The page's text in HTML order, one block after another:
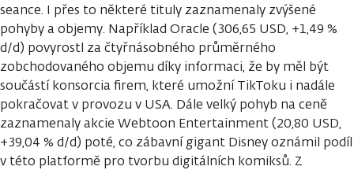
seance. I přes to některé tituly zaznamenaly zvýšené
pohyby a objemy. Například Oracle (306,65 USD, +1,49 %
d/d) povyrostl za čtyřnásobného průměrného
zobchodovaného objemu díky informaci, že by měl být
součástí konsorcia firem, které umožní TikToku i nadále
pokračovat v provozu v USA. Dále velký pohyb na ceně
zaznamenaly akcie Webtoon Entertainment (20,80 USD,
+39,04 % d/d) poté, co zábavní gigant Disney oznámil podíl
v této platformě pro tvorbu digitálních komiksů. Z